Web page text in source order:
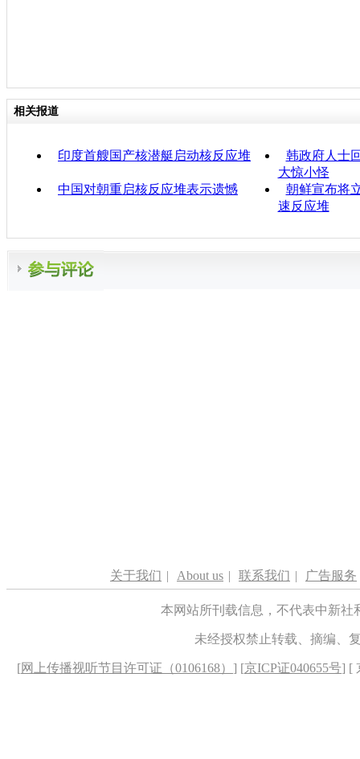
相关报道
印度首艘国产核潜艇启动核反应堆
韩政府人士
大惊小怪
中国对朝重启核反应堆表示遗憾
朝鲜宣布将
速反应堆
关于我们 | About us | 联系我们 | 广告服务
本网站所刊载信息，不代表中新
未经授权禁止转载、摘编、
[网上传播视听节目许可证（0106168） ] [京ICP证040655号] [